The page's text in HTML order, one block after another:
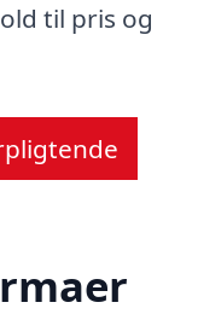
til pris og